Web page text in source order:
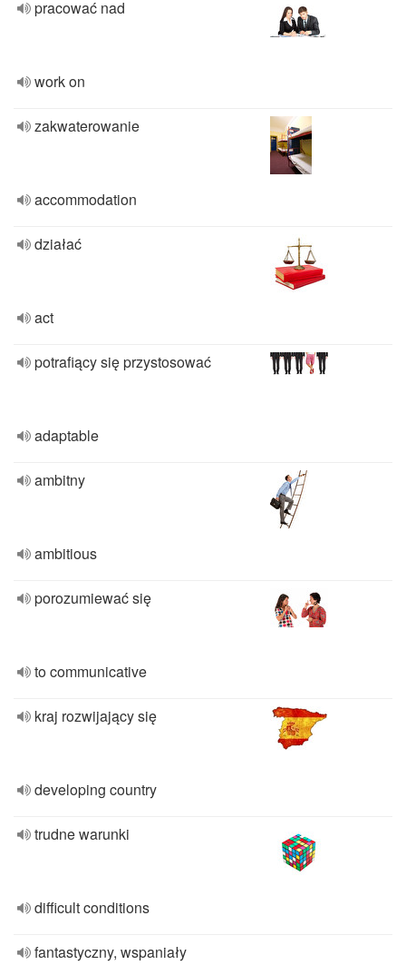
pracować nad
work on
zakwaterowanie
accommodation
działać
act
potrafiący się przystosować
adaptable
ambitny
ambitious
porozumiewać się
to communicative
kraj rozwijający się
developing country
trudne warunki
difficult conditions
fantastyczny, wspaniały